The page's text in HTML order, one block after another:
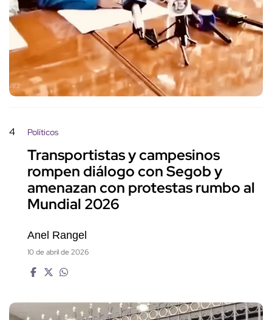
4 Políticos
Transportistas y campesinos
rompen diálogo con Segob y
amenazan con protestas rumbo al
Mundial 2026
Anel Rangel
10 de abril de 2026